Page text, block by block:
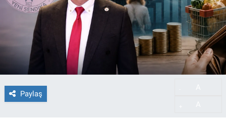
Paylaş
Haber Arşivi